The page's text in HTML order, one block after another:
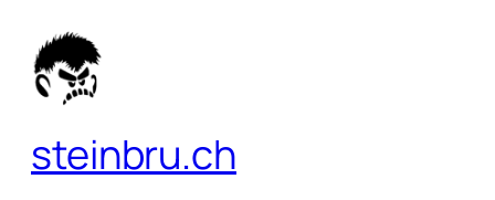
Inhalt
springen
steinbru.ch